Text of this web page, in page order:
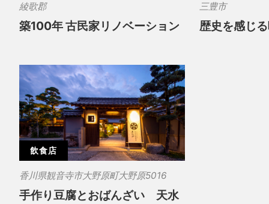
綾歌郡
築100年 古民家リノベーション
三豊市
歴史を感じ
飲食店
香川県観音寺市大野原町大野原5016
手作り豆腐とおばんざい 天水